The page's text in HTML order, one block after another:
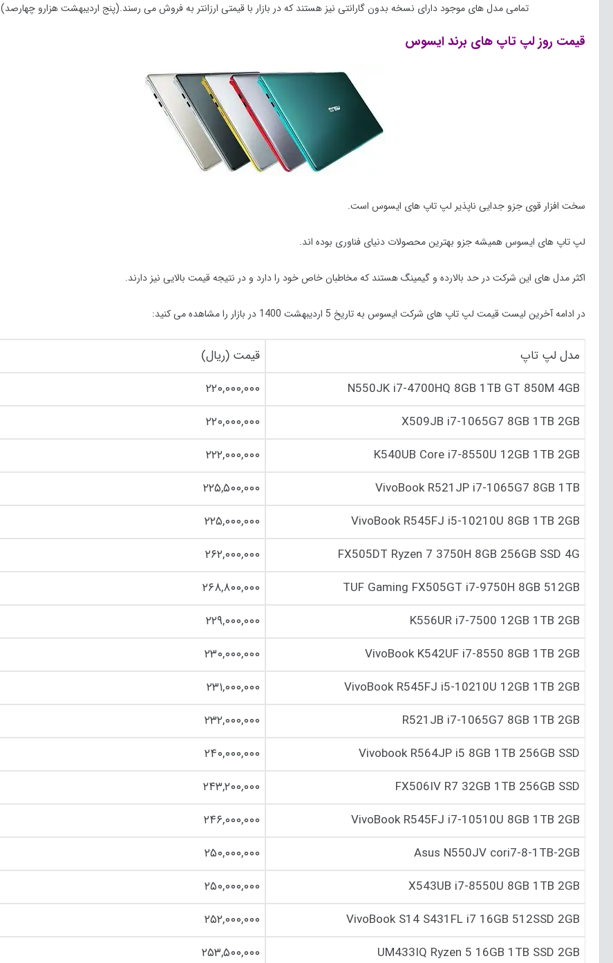
تمامی مدل های موجود دارای نسخه بدون گارانتی نیز هستند که در بازار با قیمتی ارزانتر به فروش می رسند.(پنج اردیبهشت هزارو چهارصد)
قیمت روز لپ تاپ های برند ایسوس
سخت افزار قوی جزو جدایی ناپذیر لپ تاپ های ایسوس است.
لپ تاپ های ایسوس همیشه جزو بهترین محصولات دنیای فناوری بوده اند.
اکثر مدل های این شرکت در حد بالارده و گیمینگ هستند که مخاطبان خاص خود را دارد و در نتیجه قیمت بالایی نیز دارند.
در ادامه آخرین لیست قیمت لپ تاپ های شرکت ایسوس به تاریخ 5 اردیبهشت 1400 در بازار را مشاهده می کنید:
مدل لپ تاپ
قیمت (ریال)
N550JK i7-4700HQ 8GB 1TB GT 850M 4GB
۲۲۰,۰۰۰,۰۰۰
X509JB i7-1065G7 8GB 1TB 2GB
۲۲۰,۰۰۰,۰۰۰
K540UB Core i7-8550U 12GB 1TB 2GB
۲۲۲,۰۰۰,۰۰۰
VivoBook R521JP i7-1065G7 8GB 1TB
۲۲۵,۵۰۰,۰۰۰
VivoBook R545FJ i5-10210U 8GB 1TB 2GB
۲۲۵,۰۰۰,۰۰۰
FX505DT Ryzen 7 3750H 8GB 256GB SSD 4G
۲۶۲,۰۰۰,۰۰۰
TUF Gaming FX505GT i7-9750H 8GB 512GB
۲۶۸,۸۰۰,۰۰۰
K556UR i7-7500 12GB 1TB 2GB
۲۲۹,۰۰۰,۰۰۰
VivoBook K542UF i7-8550 8GB 1TB 2GB
۲۳۰,۰۰۰,۰۰۰
VivoBook R545FJ i5-10210U 12GB 1TB 2GB
۲۳۱,۰۰۰,۰۰۰
R521JB i7-1065G7 8GB 1TB 2GB
۲۳۲,۰۰۰,۰۰۰
Vivobook R564JP i5 8GB 1TB 256GB SSD
۲۴۰,۰۰۰,۰۰۰
FX506IV R7 32GB 1T‌‌B 256GB SSD
۲۴۳,۲۰۰,۰۰۰
VivoBook R545FJ i7-10510U 8GB 1TB 2GB
۲۴۶,۰۰۰,۰۰۰
Asus N550JV cori7-8-1TB-2GB
۲۵۰,۰۰۰,۰۰۰
X543UB i7-8550U 8GB 1TB 2GB
۲۵۰,۰۰۰,۰۰۰
VivoBook S14 S431FL i7 16GB 512SSD 2GB
۲۵۲,۰۰۰,۰۰۰
UM433IQ Ryzen 5 16GB 1T‌‌B SSD 2GB
۲۵۳,۵۰۰,۰۰۰